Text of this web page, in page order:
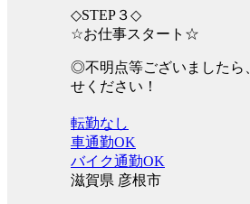
◇STEP３◇
☆お仕事スタート☆
◎不明点等ございましたら
せください！
転勤なし
車通勤OK
バイク通勤OK
滋賀県 彦根市